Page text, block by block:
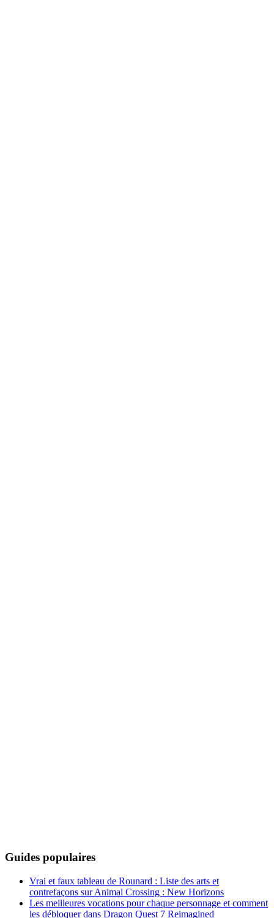
Guides populaires
Vrai et faux tableau de Rounard : Liste des arts et
contrefaçons sur Animal Crossing : New Horizons
Les meilleures vocations pour chaque personnage et comment
les débloquer dans Dragon Quest 7 Reimagined